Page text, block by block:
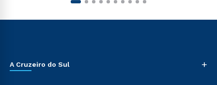
A Cruzeiro do Sul +